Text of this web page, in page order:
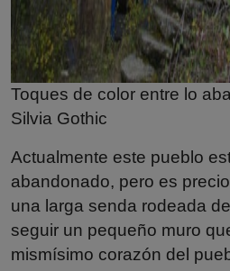
Toques de color entre lo
Silvia Gothic
Actualmente este pueblo
abandonado, pero es
una larga senda rodeada
seguir un pequeño muro
mismísimo corazón del